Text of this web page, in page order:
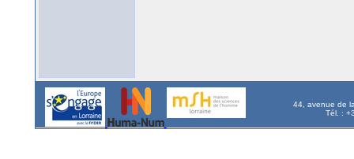
44, avenue de
Tél. :